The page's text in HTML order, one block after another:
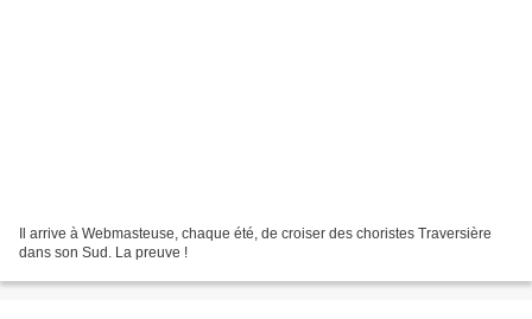
Il arrive à Webmasteuse, chaque été, de croiser des choristes Traversière
dans son Sud. La preuve !